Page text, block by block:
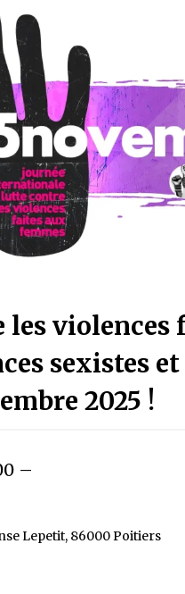
violences
sexistes
2025 !
–
Lepetit, 86000 Poitiers